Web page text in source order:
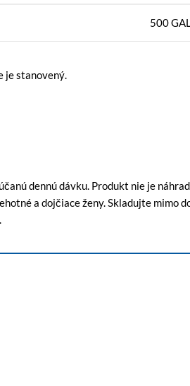
500
je stanovený.
dennú dávku. Produkt nie je
a dojčiace ženy. Skladujte mimo